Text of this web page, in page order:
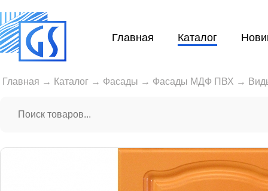
Главная Каталог
Главная → Каталог → Фасады → Фасады МДФ ПВХ →